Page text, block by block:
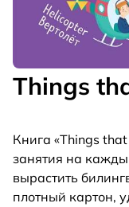
Things
Книга «Things
занятия на
вырастить
плотный картон,